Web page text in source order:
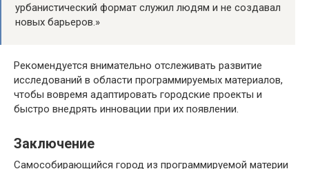
урбанистический формат служил людям и не создавал
новых барьеров.»
Рекомендуется внимательно отслеживать развитие
исследований в области программируемых материалов,
чтобы вовремя адаптировать городские проекты и
быстро внедрять инновации при их появлении.
Заключение
Самособирающийся город из программируемой материи